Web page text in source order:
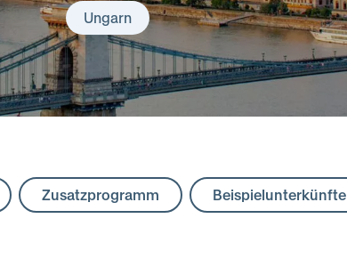
Ungarn
Zusatzprogramm Beispielunterkünfte